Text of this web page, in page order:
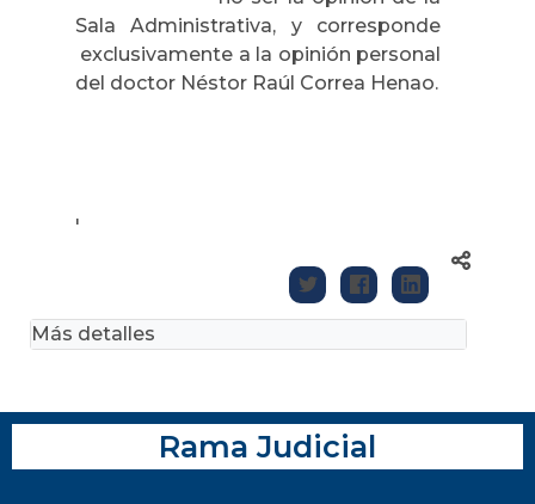
Sala Administrativa, y corresponde
exclusivamente a la opinión personal
del doctor Néstor Raúl Correa Henao.
'
Más detalles
Rama Judicial